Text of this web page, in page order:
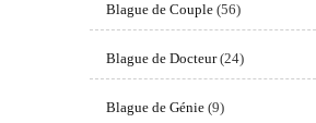
Blague de Couple(56)
Blague de Docteur(24)
Blague de Génie(9)